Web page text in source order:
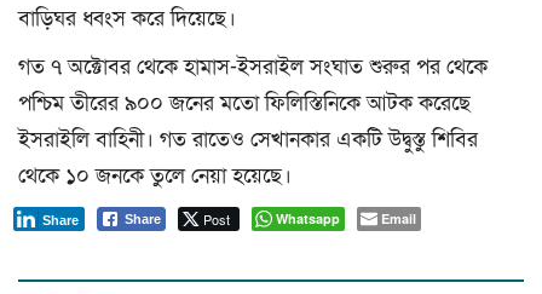
বাড়িঘর ধ্বংস করে দিয়েছে।
গত ৭ অক্টোবর থেকে হামাস-ইসরাইল সংঘাত শুরুর পর থেকে
পশ্চিম তীরের ৯০০ জনের মতো ফিলিস্তিনিকে আটক করেছে
ইসরাইলি বাহিনী। গত রাতেও সেখানকার একটি উদ্বুস্তু শিবির
থেকে ১০ জনকে তুলে নেয়া হয়েছে।
Share Post
Share Whatsapp Email